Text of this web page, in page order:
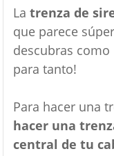
La trenza de
que parece
descubras como
para tanto!
Para hacer una
hacer una
central de tu